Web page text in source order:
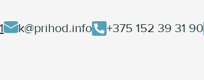
k@prihod.info +375 152 39 31 90